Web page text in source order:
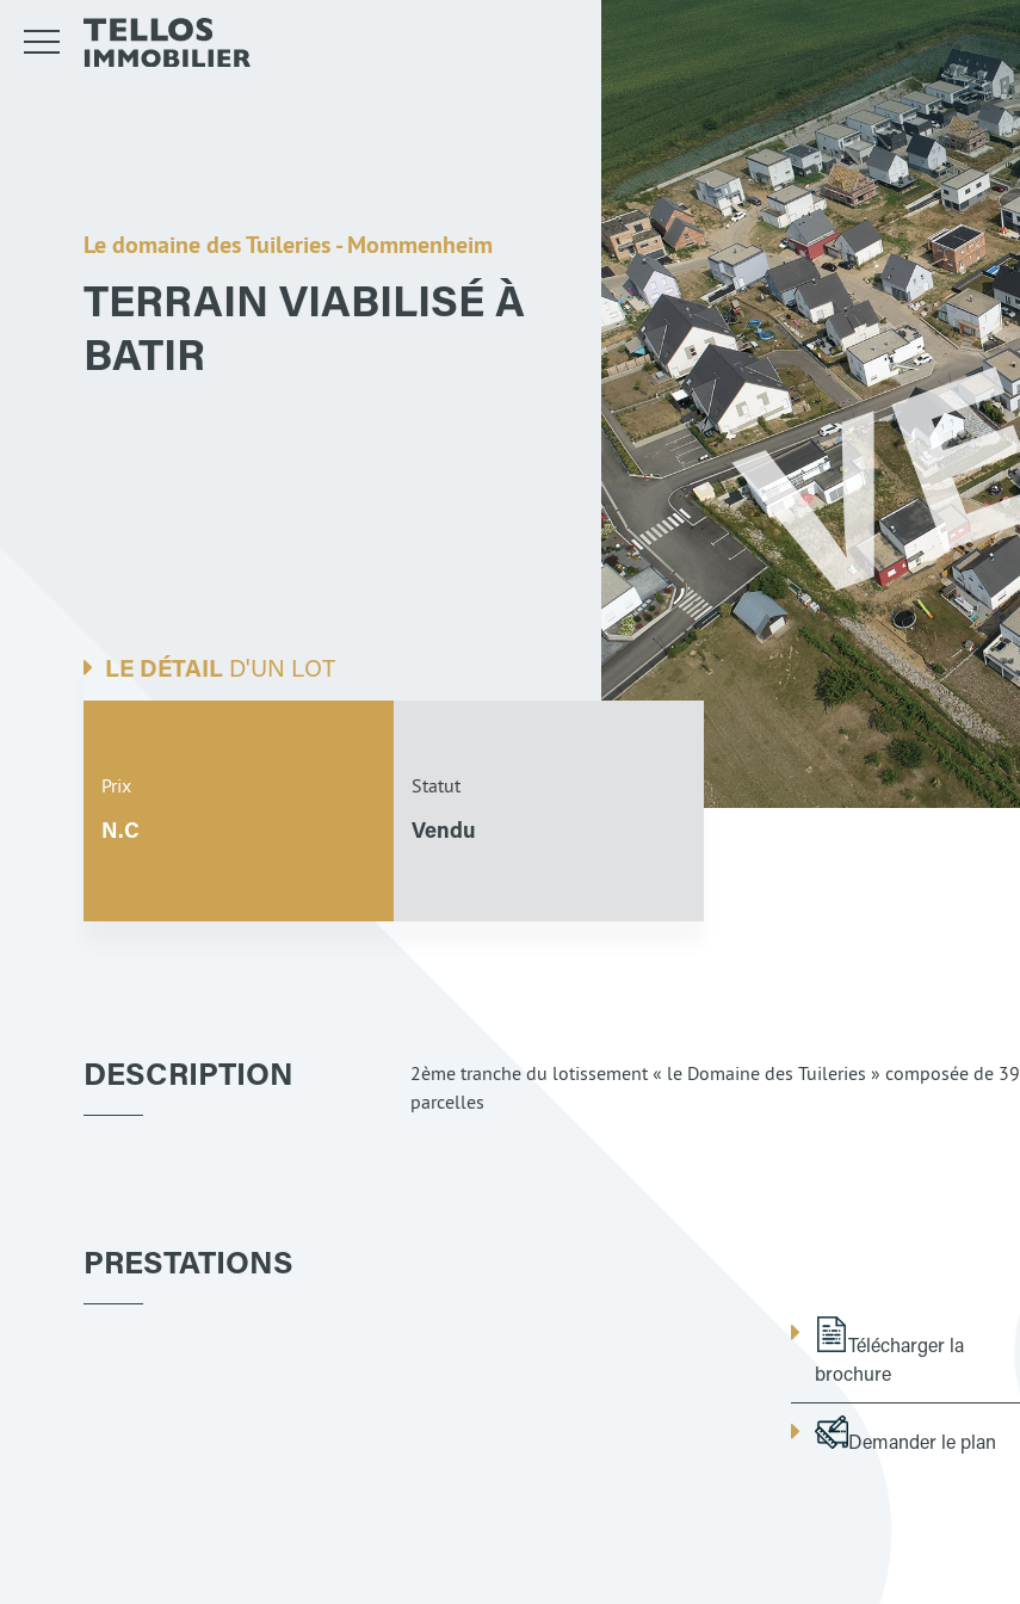
Le domaine des Tuileries - Mommenheim
TERRAIN VIABILISÉ À
BATIR
LE DÉTAIL D'UN LOT
Prix
N.C
Statut
Vendu
DESCRIPTION
2ème tranche du lotissement « le Domaine des Tuileries » composée de 39
parcelles
PRESTATIONS
Télécharger la
brochure
Demander le plan